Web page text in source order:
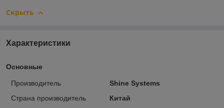
Скрыть
Характеристики
Основные
Производитель
Shine Systems
Страна производитель
Китай